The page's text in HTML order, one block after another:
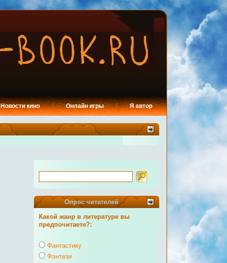
Новости кино Онлайн игры Я автор
Опрос читателей
Какой жанр в литературе вы
предпочитаете?:
Фантастику
Фэнтези